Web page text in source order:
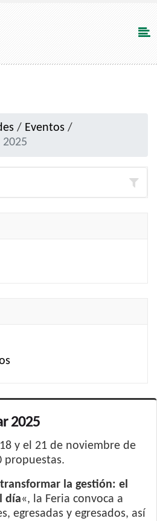
/ Eventos /
2025
y el 21 de noviembre de
propuestas.
la gestión: el
día«, la Feria convoca a
egresadas y egresados, así